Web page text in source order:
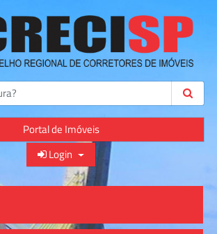
Portal de Imóveis
Login